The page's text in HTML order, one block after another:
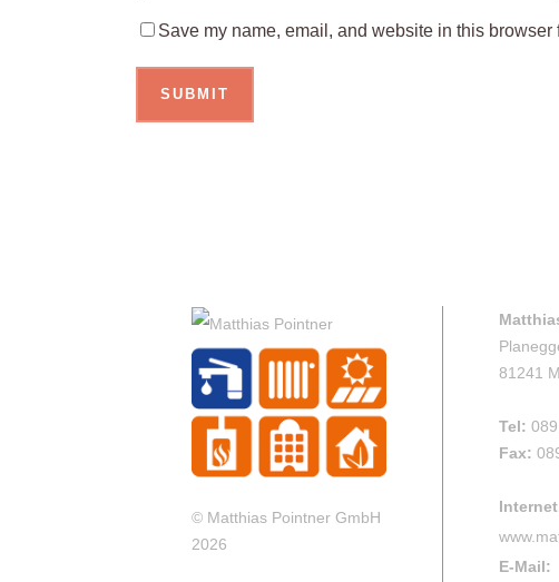
Save my name, email, and website in this browser
© Matthias Pointner GmbH
2026
81241
Tel:
Fax:
E-Mail: